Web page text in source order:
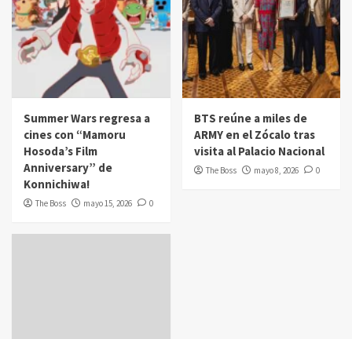
Summer Wars regresa a
cines con “Mamoru
Hosoda’s Film
Anniversary” de
Konnichiwa!
The Boss mayo 15, 2026 0
BTS reúne a miles de
ARMY en el Zócalo tras
visita al Palacio Nacional
The Boss mayo 8, 2026 0